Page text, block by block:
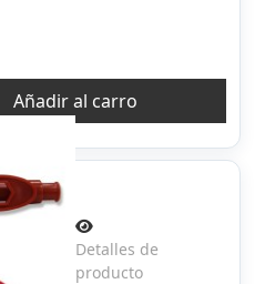
Añadir al carro
Detalles de
producto